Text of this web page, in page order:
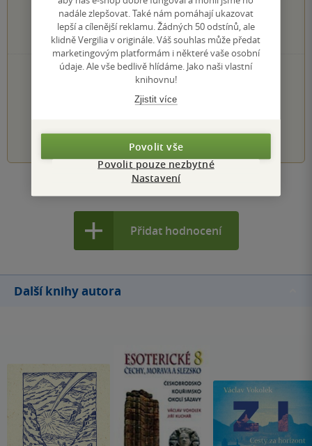
0×
3 hvězdičky
0×
2 hvězdičky
0×
1 hvezdička
PŘIDEJTE SVÉ HODNOCENÍ KNIHY
Hodnocení našich knihkupců: 0.0 z 5
1 2 3 4 5
Přidat hodnocení
Další knihy autora
nadále zlepšovat. Také nám pomáhají ukazovat
lepší a cílenější reklamu. Žádných 50 odstínů, ale
klidně Vergilia v originále. Váš souhlas může předat
marketingovým platformám i některé vaše osobní
údaje. Ale vše bedlivě hlídáme. Jako naši vlastní
knihovnu!
Zjistit více
Povolit vše
Povolit pouze nezbytné
Nastavení